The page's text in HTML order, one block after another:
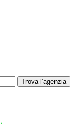
Trova l’agenzia